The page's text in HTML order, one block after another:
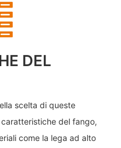
DEL
scelta di queste
del fango,
come la lega ad alto